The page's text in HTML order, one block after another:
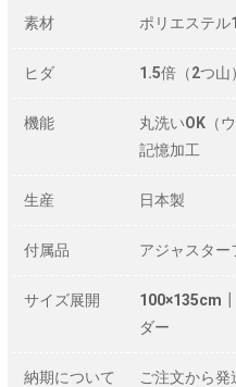
素材 ポリエステル
ヒダ 1.5倍（2つ山）
機能
丸洗いOK（
記憶加工
生産 日本製
付属品 アジャスター
サイズ展開 100×135cm
ダー
納期について
ご注文から発